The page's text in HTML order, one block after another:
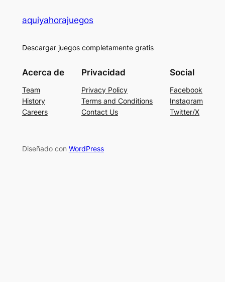
aquiyahorajuegos
Descargar juegos completamente gratis
Acerca de
Team
History
Careers
Privacidad
Privacy Policy
Terms and Conditions
Contact Us
Social
Facebook
Instagram
Twitter/X
Diseñado con WordPress